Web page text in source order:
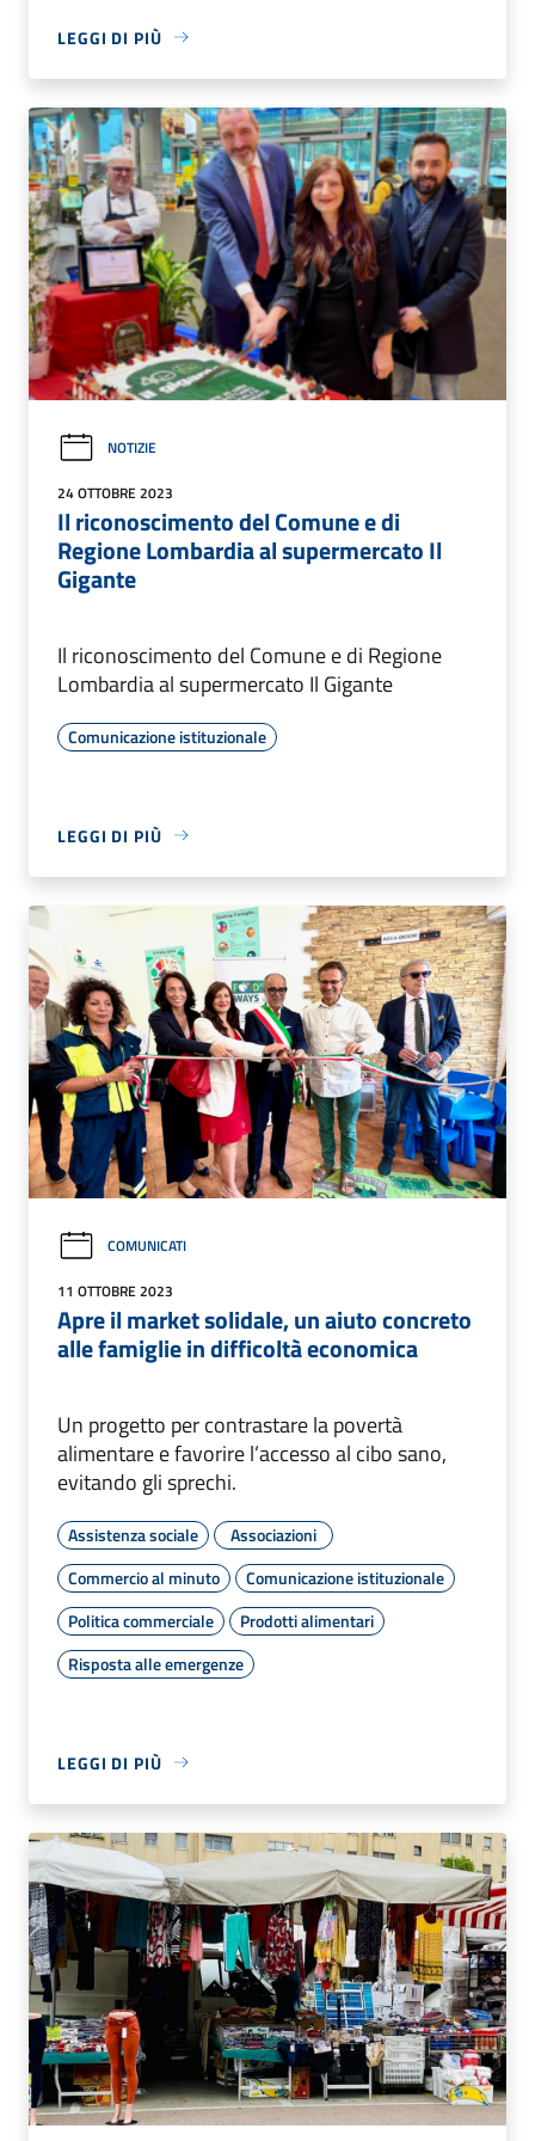
LEGGI DI PIÙ
NOTIZIE
24 OTTOBRE 2023
Il riconoscimento del Comune e di
Regione Lombardia al supermercato Il
Gigante
Il riconoscimento del Comune e di Regione
Lombardia al supermercato Il Gigante
Comunicazione istituzionale
LEGGI DI PIÙ
COMUNICATI
11 OTTOBRE 2023
Apre il market solidale, un aiuto concreto
alle famiglie in difficoltà economica
Un progetto per contrastare la povertà
alimentare e favorire l’accesso al cibo sano,
evitando gli sprechi.
Assistenza sociale
Associazioni
Commercio al minuto
Comunicazione istituzionale
Politica commerciale
Prodotti alimentari
Risposta alle emergenze
LEGGI DI PIÙ